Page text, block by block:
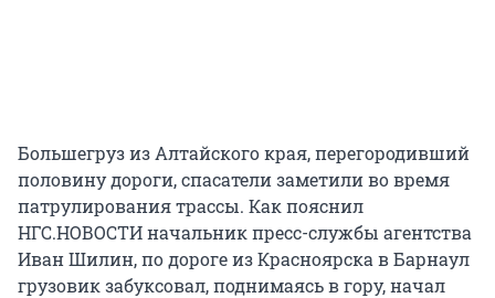
Большегруз из Алтайского края, перегородивший
половину дороги, спасатели заметили во время
патрулирования трассы. Как пояснил
НГС.НОВОСТИ начальник пресс-службы агентства
Иван Шилин, по дороге из Красноярска в Барнаул
грузовик забуксовал, поднимаясь в гору, начал